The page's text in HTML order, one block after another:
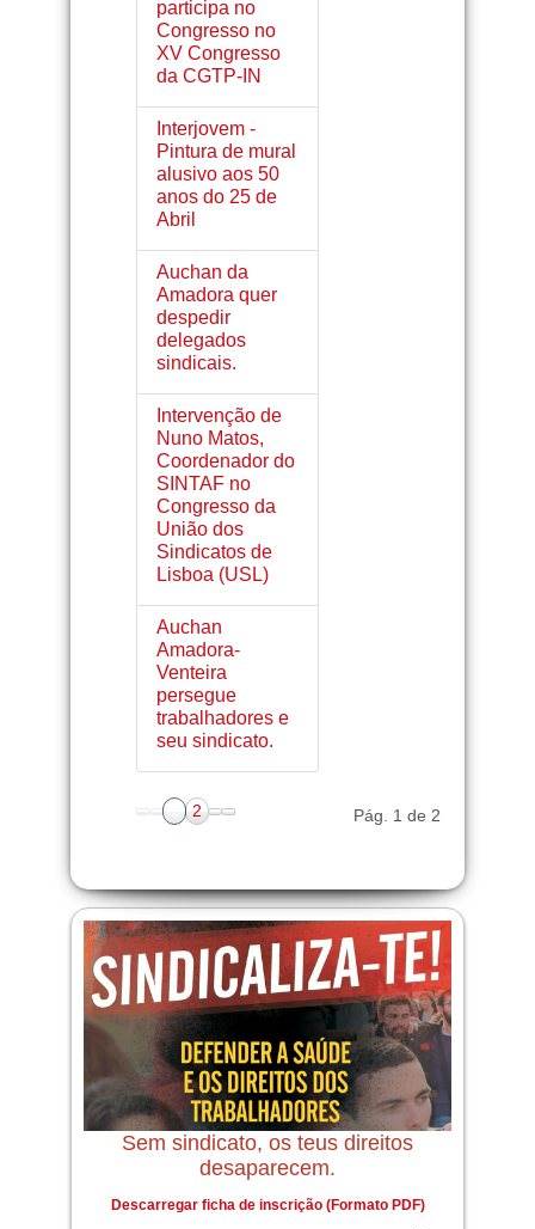
participa no
Congresso no
XV Congresso
da CGTP-IN
Interjovem -
Pintura de mural
alusivo aos 50
anos do 25 de
Abril
Auchan da
Amadora quer
despedir
delegados
sindicais.
Intervenção de
Nuno Matos,
Coordenador do
SINTAF no
Congresso da
União dos
Sindicatos de
Lisboa (USL)
Auchan
Amadora-
Venteira
persegue
trabalhadores e
seu sindicato.
Pág. 1 de 2
2
Sem sindicato, os teus direitos
desaparecem.
Descarregar ficha de inscrição (Formato PDF)